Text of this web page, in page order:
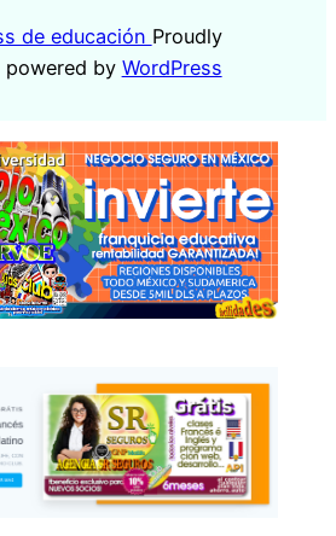
de educación Proudly
powered by WordPress